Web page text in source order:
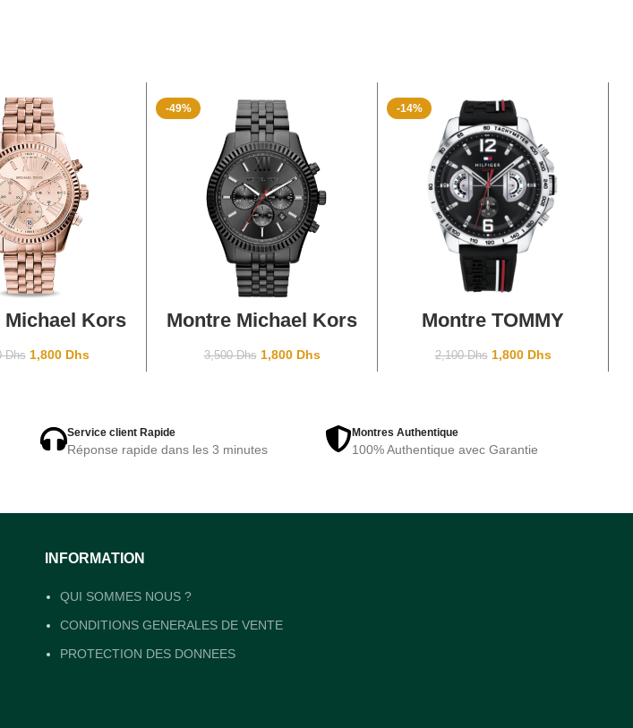
AU PANIER
Michael Kors
36Ø
Dhs 1,800 Dhs
-49%
AJOUTER AU PANIER
Montre Michael Kors
3,500Dhs 1,800 Dhs
-14%
AJOUTER AU PANIER
Montre TOMMY
Black
2,100Dhs 1,800 Dhs
Service client Rapide
Réponse rapide dans les 3 minutes
Montres Authentique
100% Authentique avec Garantie
INFORMATION
QUI SOMMES NOUS ?
CONDITIONS GENERALES DE VENTE
PROTECTION DES DONNEES